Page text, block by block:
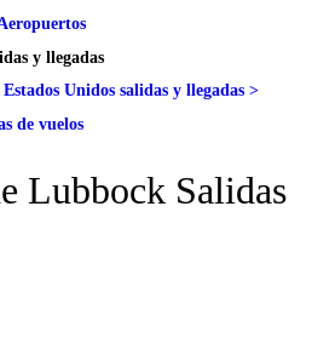
y llegadas
Unidos salidas y llegadas >
de vuelos
Lubbock Salidas